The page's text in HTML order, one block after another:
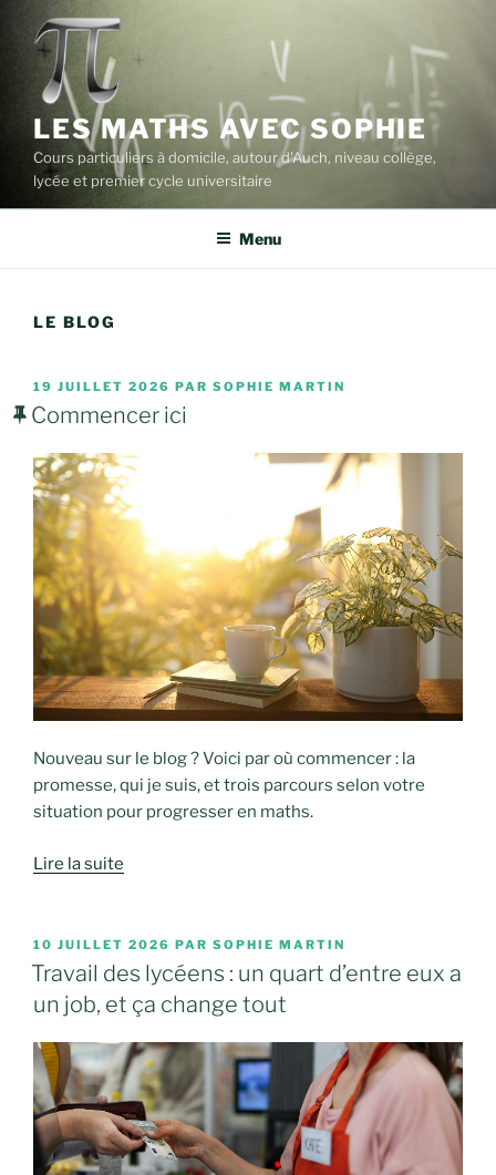
contenu
principal
LES MATHS AVEC SOPHIE
Cours particuliers à domicile, autour d'Auch, niveau collège,
lycée et premier cycle universitaire
Menu
LE BLOG
PUBLIÉ
LE
19 JUILLET 2026 PAR SOPHIE MARTIN
Commencer ici
Nouveau sur le blog ? Voici par où commencer : la
promesse, qui je suis, et trois parcours selon votre
situation pour progresser en maths.
Lire la suite
PUBLIÉ
LE
10 JUILLET 2026 PAR SOPHIE MARTIN
Travail des lycéens : un quart d’entre eux a
un job, et ça change tout